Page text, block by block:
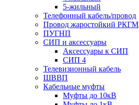
5-жильный
Телефонный кабель/провод
Провод жаростойкий РКГМ
ПУГНП
СИП и аксессуары
Аксессуары к СИП
СИП 4
Телевизионный кабель
ШВВП
Кабельные муфты
Муфты до 10кВ